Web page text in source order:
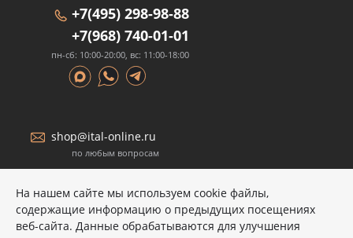
+7(495) 298-98-88
+7(968) 740-01-01
пн-сб: 10:00-20:00, вс: 11:00-18:00
shop@ital-online.ru
по любым вопросам
На нашем сайте мы используем cookie файлы,
содержащие информацию о предыдущих посещениях
веб-сайта. Данные обрабатываются для улучшения